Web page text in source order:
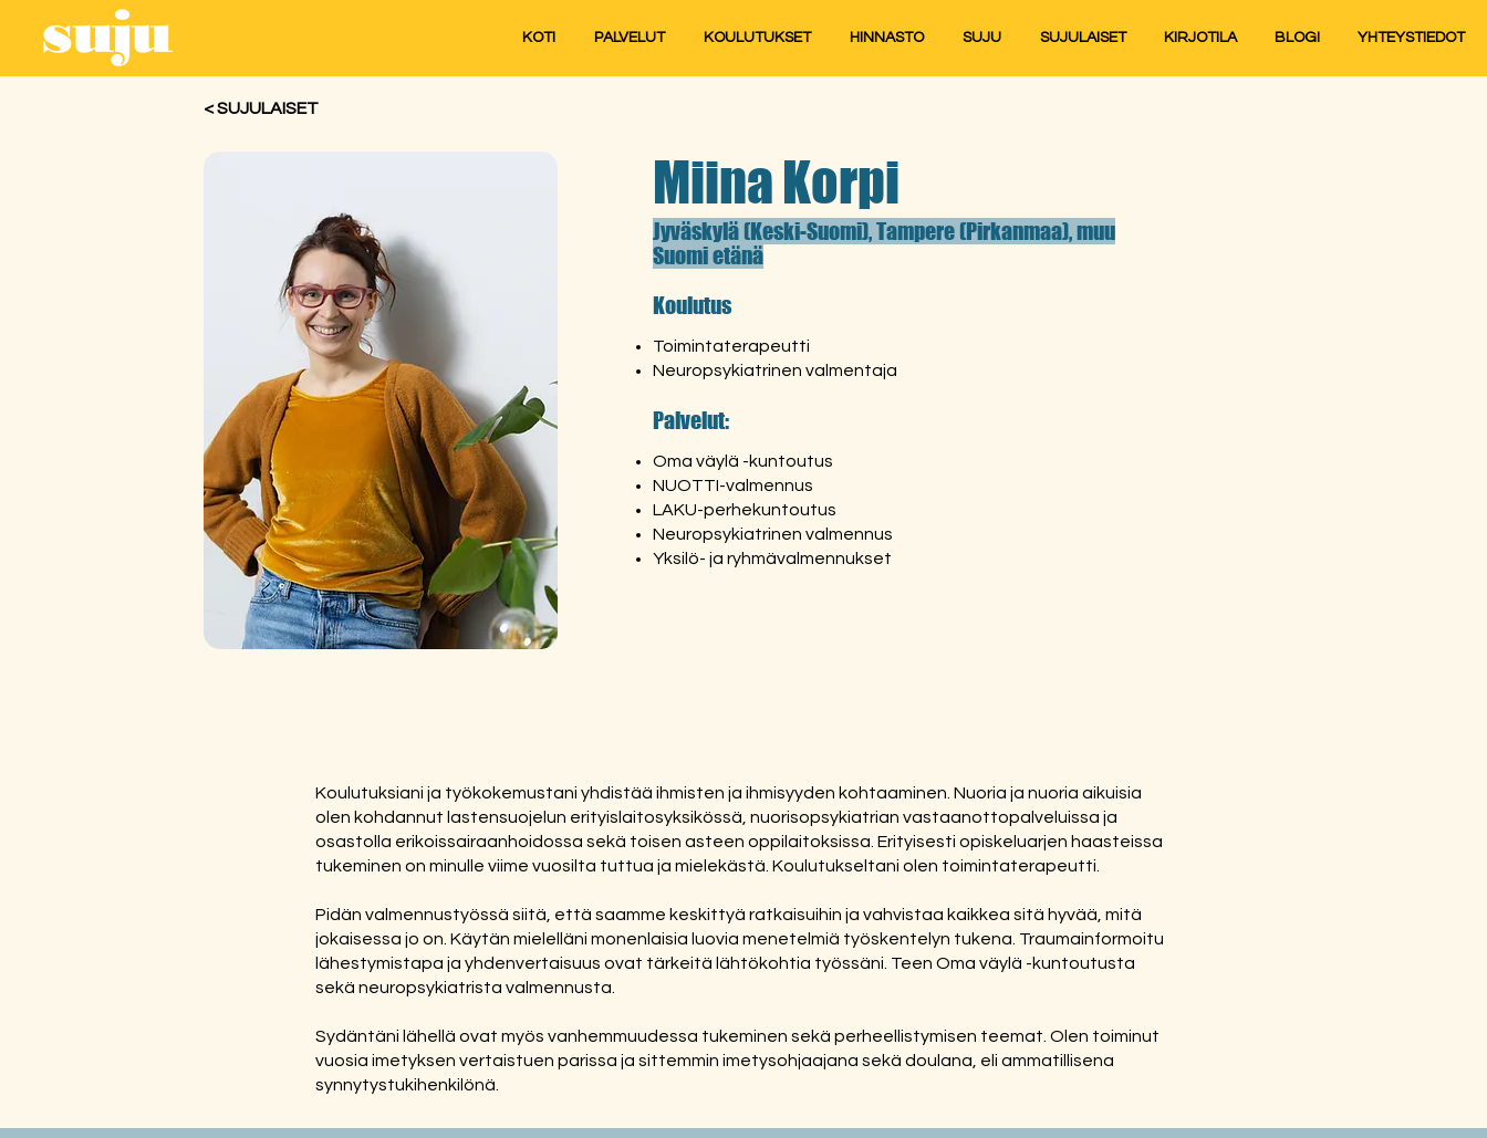
KOTI PALVELUT KOULUTUKSET HINNASTO SUJU SUJULAISET KIRJOTILA BLOGI YHTEYSTIEDOT
< SUJULAISET
Miina Korpi
Jyväskylä (Keski-Suomi), Tampere (Pirkanmaa), muu
Suomi etänä
Koulutus
Toimintaterapeutti
Neuropsykiatrinen valmentaja
Palvelut:
Oma väylä -kuntoutus
NUOTTI-valmennus
LAKU-perhekuntoutus
Neuropsykiatrinen valmennus
Yksilö- ja ryhmävalmennukset
Koulutuksiani ja työkokemustani yhdistää ihmisten ja ihmisyyden kohtaaminen. Nuoria ja nuoria aikuisia
olen kohdannut lastensuojelun erityislaitosyksikössä, nuorisopsykiatrian vastaanottopalveluissa ja
osastolla erikoissairaanhoidossa sekä toisen asteen oppilaitoksissa. Erityisesti opiskeluarjen haasteissa
tukeminen on minulle viime vuosilta tuttua ja mielekästä. Koulutukseltani olen toimintaterapeutti.
Pidän valmennustyössä siitä, että saamme keskittyä ratkaisuihin ja vahvistaa kaikkea sitä hyvää, mitä
jokaisessa jo on. Käytän mielelläni monenlaisia luovia menetelmiä työskentelyn tukena. Traumainformoitu
lähestymistapa ja yhdenvertaisuus ovat tärkeitä lähtökohtia työssäni. Teen Oma väylä -kuntoutusta
sekä neuropsykiatrista valmennusta.
Sydäntäni lähellä ovat myös vanhemmuudessa tukeminen sekä perheellistymisen teemat. Olen toiminut
vuosia imetyksen vertaistuen parissa ja sittemmin imetysohjaajana sekä doulana, eli ammatillisena
synnytystukihenkilönä.